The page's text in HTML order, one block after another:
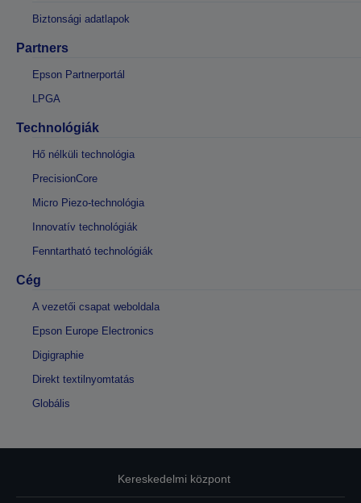
Biztonsági adatlapok
Partners
Epson Partnerportál
LPGA
Technológiák
Hő nélküli technológia
PrecisionCore
Micro Piezo-technológia
Innovatív technológiák
Fenntartható technológiák
Cég
A vezetői csapat weboldala
Epson Europe Electronics
Digigraphie
Direkt textilnyomtatás
Globális
Kereskedelmi központ